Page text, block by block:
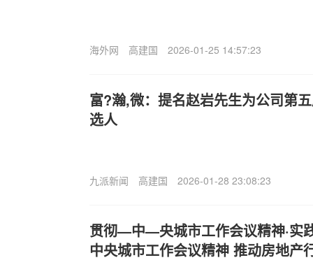
海外网 高建国 2026-01-25 14:57:23
富?瀚,微：提名赵岩先生为公司第
选人
九派新闻 高建国 2026-01-28 23:08:23
贯彻—中—央城市工作会议精神·实
中央城市工作会议精神 推动房地产